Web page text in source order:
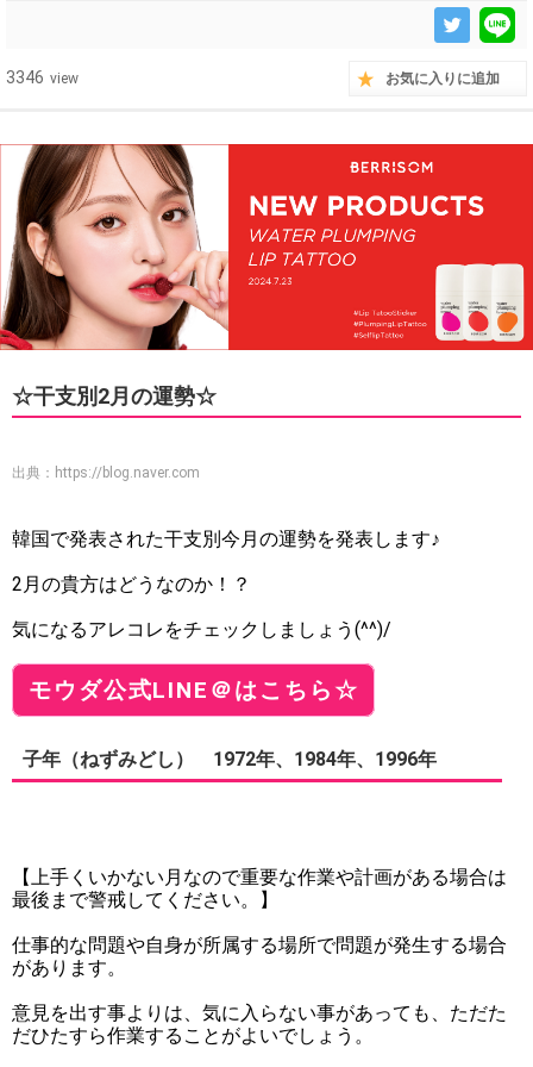
3346 view お気に入りに追加
☆干支別2月の運勢☆
出典： https://blog.naver.com
韓国で発表された干支別今月の運勢を発表します♪
2月の貴方はどうなのか！？
気になるアレコレをチェックしましょう(^^)/
モウダ公式LINE＠はこちら☆
子年（ねずみどし） 1972年、1984年、1996年
【上手くいかない月なので重要な作業や計画がある場合は
最後まで警戒してください。】
仕事的な問題や自身が所属する場所で問題が発生する場合
があります。
意見を出す事よりは、気に入らない事があっても、ただた
だひたすら作業することがよいでしょう。